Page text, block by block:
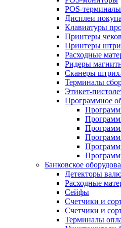
POS-терминалы
Дисплеи
Клавиатуры
Принтеры чеков
Принтеры
Расходные
Ридеры
Сканеры
Терминалы
Этикет-
Программное
Банковское
Детекторы
Расходные
Сейфы
Счетчики и
Счетчики и
Терминалы